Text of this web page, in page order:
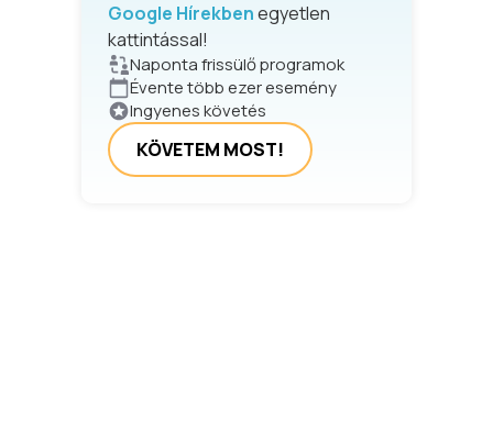
Google Hírekbenegyetlen
kattintással!
Naponta frissülő programok
Évente több ezer esemény
Ingyenes követés
KÖVETEM MOST!